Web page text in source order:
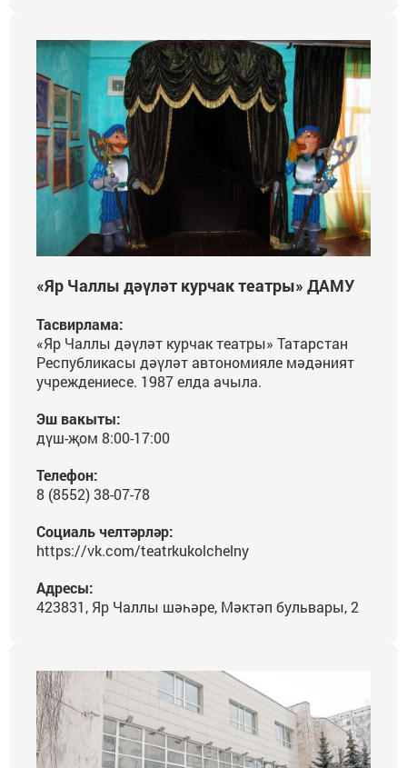
«Яр Чаллы дәүләт курчак театры» ДАМУ
Тасвирлама:
«Яр Чаллы дәүләт курчак театры» Татарстан
Республикасы дәүләт автономияле мәдәният
учреждениесе. 1987 елда ачыла.
Эш вакыты:
дүш-җом 8:00-17:00
Телефон:
8 (8552) 38-07-78
Социаль челтәрләр:
https://vk.com/teatrkukolchelny
Адресы:
423831, Яр Чаллы шәһәре, Мәктәп бульвары, 2